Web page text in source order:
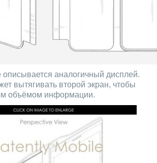
описывается аналогичный дисплей.
вытягивать второй экран, чтобы
объёмом информации.